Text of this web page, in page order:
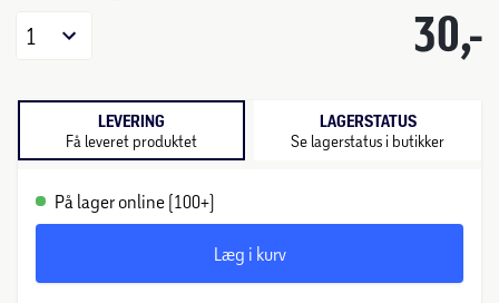
30,-
1
LEVERING
Få leveret produktet
LAGERSTATUS
Se lagerstatus i butikker
På lager online (100+)
Læg i kurv